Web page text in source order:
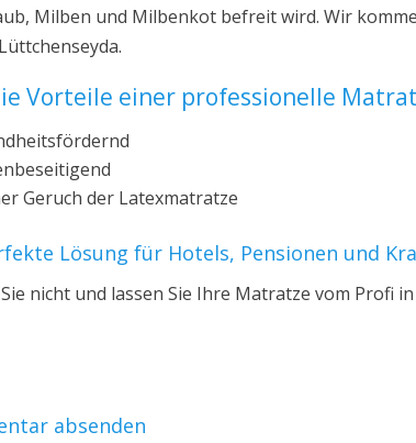
Milben und Milbenkot befreit wird. Wir
Vorteile einer professionelle
Geruch der Latexmatratze
Lösung für Hotels, Pensionen und
nicht und lassen Sie Ihre Matratze vom Profi
absenden